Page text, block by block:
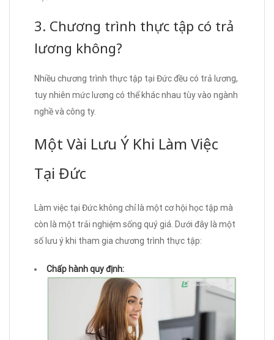
3. Chương trình thực tập có trả
lương không?
Nhiều chương trình thực tập tại Đức đều có trả lương,
tuy nhiên mức lương có thể khác nhau tùy vào ngành
nghề và công ty.
Một Vài Lưu Ý Khi Làm Việc
Tại Đức
Làm việc tại Đức không chỉ là một cơ hội học tập mà
còn là một trải nghiệm sống quý giá. Dưới đây là một
số lưu ý khi tham gia chương trình thực tập:
Chấp hành quy định: